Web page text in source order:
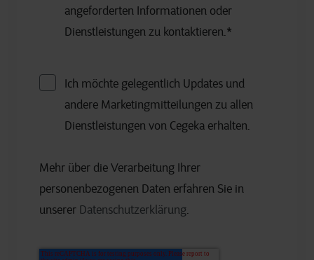
angeforderten Informationen oder
Dienstleistungen zu kontaktieren.*
Ich möchte gelegentlich Updates und
andere Marketingmitteilungen zu allen
Dienstleistungen von Cegeka erhalten.
Mehr über die Verarbeitung Ihrer
personenbezogenen Daten erfahren Sie in
unserer Datenschutzerklärung.